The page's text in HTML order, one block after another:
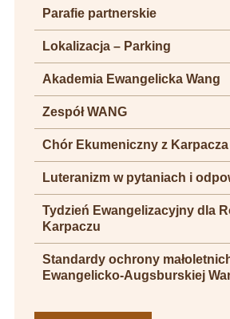
Parafie partnerskie
Lokalizacja – Parking
Akademia Ewangelicka Wang
Zespół WANG
Chór Ekumeniczny z Karpacza
Luteranizm w pytaniach i
Tydzień Ewangelizacyjny dla
Karpaczu
Standardy ochrony
Ewangelicko-Augsburskiej